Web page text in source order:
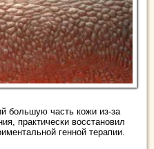
большую часть кожи из-за
практически восстановил
генной терапии.